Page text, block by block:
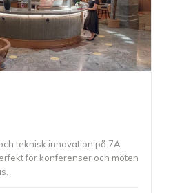
teknisk innovation på 7A
för konferenser och möten